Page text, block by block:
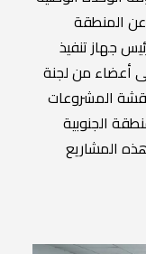
عن المنطقة
جهاز تنفيذ
أعضاء من لجنة
المشروعات
الجنوبية
المشاريع